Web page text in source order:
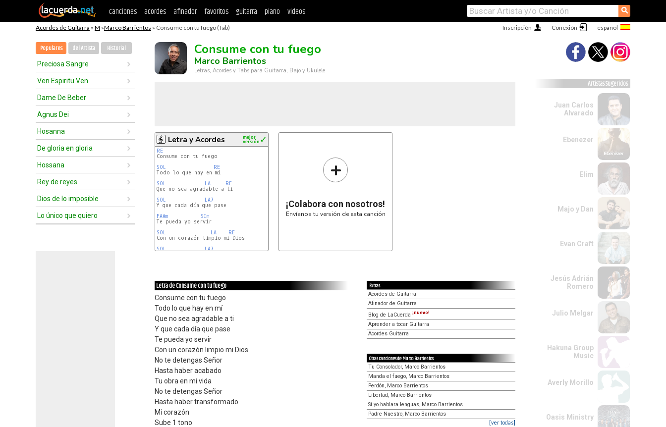
canciones acordes afinador favoritos guitarra piano videos ⚲
Acordes de Guitarra » M »Marco Barrientos » Consume con tu fuego (Tab) Conexión
Inscripción
Populares del Artista Historial
Preciosa Sangre
Ven Espiritu Ven
Dame De Beber
Agnus Dei
Hosanna
De gloria en gloria
Hossana
Rey de reyes
Dios de lo imposible
Lo único que quiero
Consume con tu fuego
Marco Barrientos
Letras, Acordes y Tabs para Guitarra, Bajo y Ukulele
Letra y Acordes ✓
mejor
versión
RE
SOL
RE
Todo lo que hay en mí
SOL
LA
RE
Que no sea agradable a ti
SOL
LA7
Y que cada día que pase
FA#m
SIm
Te pueda yo servir
SOL
LA
RE
Con un corazón limpio mi Dios
SOL
LA7
+
¡Colabora con nosotros!
Envíanos tu versión de esta canción
Letra de Consume con tu fuego
Consume con tu fuego
Todo lo que hay en mí
Que no sea agradable a ti
Y que cada día que pase
Te pueda yo servir
Con un corazón limpio mi Dios
No te detengas Señor
Hasta haber acabado
Tu obra en mi vida
No te detengas Señor
Hasta haber transformado
Mi corazón
Sube 1 tono
Extras
Acordes de Guitarra
Afinador de Guitarra
Blog de LaCuerda ¡nuevo!
Aprender a tocar Guitarra
Acordes Guitarra
Otras canciones de Marco Barrientos
Tu Consolador, Marco Barrientos
Manda el fuego, Marco Barrientos
Perdón, Marco Barrientos
Libertad, Marco Barrientos
Si yo hablara lenguas, Marco Barrientos
Padre Nuestro, Marco Barrientos
[ver todas]
Artistas Sugeridos
Juan Carlos
Alvarado
Ebenezer
Elim
Majo y Dan
Evan Craft
Jesús Adrián
Romero
Julio Melgar
Hakuna Group
Music
Averly Morillo
Oasis Ministry